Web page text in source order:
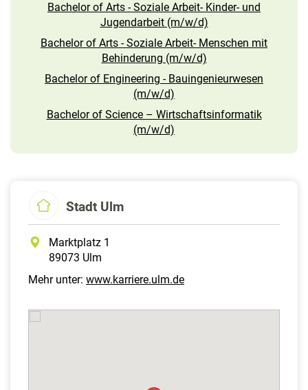
Bachelor of Arts - Soziale Arbeit- Kinder- und
Jugendarbeit (m/w/d)
Bachelor of Arts - Soziale Arbeit- Menschen mit
Behinderung (m/w/d)
Bachelor of Engineering - Bauingenieurwesen
(m/w/d)
Bachelor of Science – Wirtschaftsinformatik
(m/w/d)
Stadt Ulm
Marktplatz 1
89073 Ulm
Mehr unter: www.karriere.ulm.de